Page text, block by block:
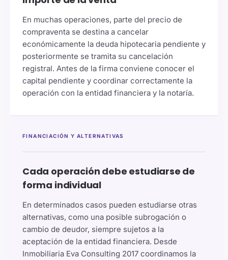
En muchas operaciones, parte del precio de
compraventa se destina a cancelar
económicamente la deuda hipotecaria pendiente y
posteriormente se tramita su cancelación
registral. Antes de la firma conviene conocer el
capital pendiente y coordinar correctamente la
operación con la entidad financiera y la notaría.
FINANCIACIÓN Y ALTERNATIVAS
Cada operación debe estudiarse de
forma individual
En determinados casos pueden estudiarse otras
alternativas, como una posible subrogación o
cambio de deudor, siempre sujetos a la
aceptación de la entidad financiera. Desde
Inmobiliaria Eva Consulting 2017 coordinamos la